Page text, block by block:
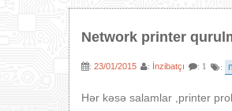
Network printer
: 23/01/2015 : İnzibatçı : 1 :
Hər kəsə salamlar ,printer